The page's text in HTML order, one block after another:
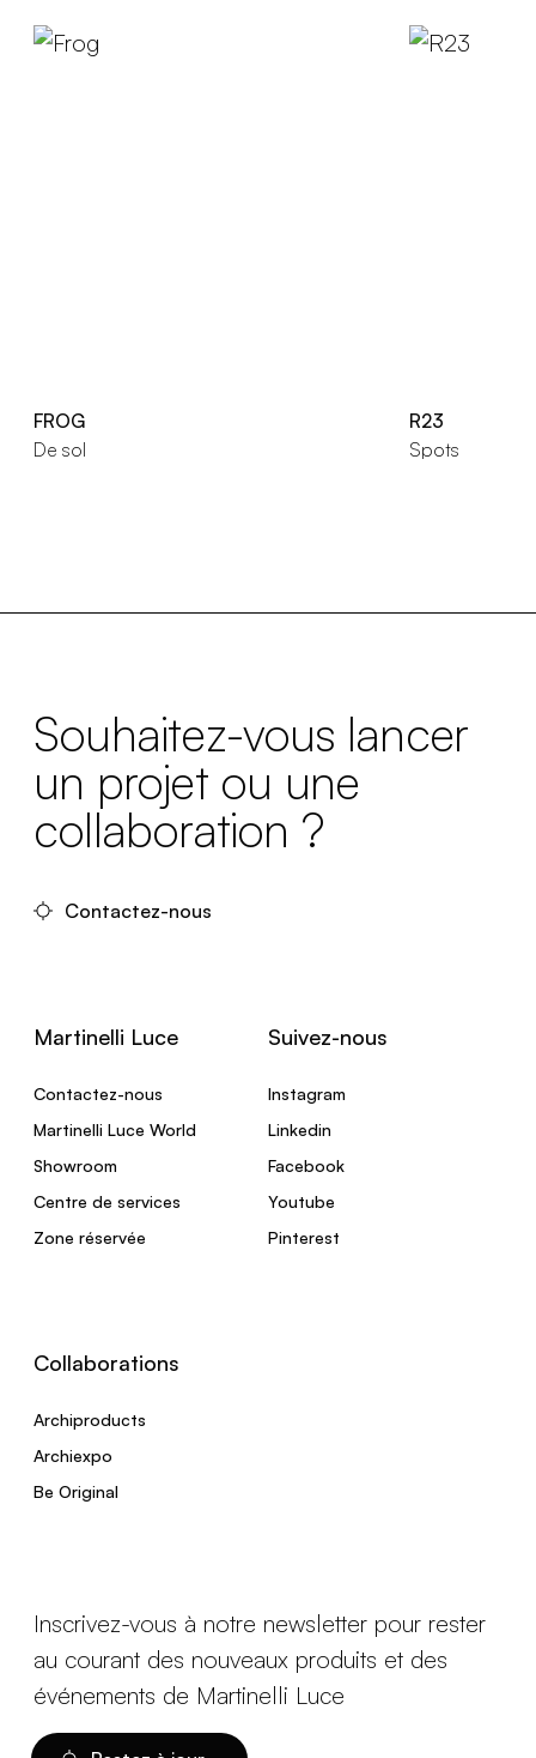
FROG
De sol
R23
Spots
Souhaitez-vous lancer
un projet ou une
collaboration ?
Contactez-nous
Martinelli Luce
Contactez-nous
Martinelli Luce World
Showroom
Centre de services
Zone réservée
Suivez-nous
Instagram
Linkedin
Facebook
Youtube
Pinterest
Collaborations
Archiproducts
Archiexpo
Be Original
Inscrivez-vous à notre newsletter pour rester
au courant des nouveaux produits et des
événements de Martinelli Luce